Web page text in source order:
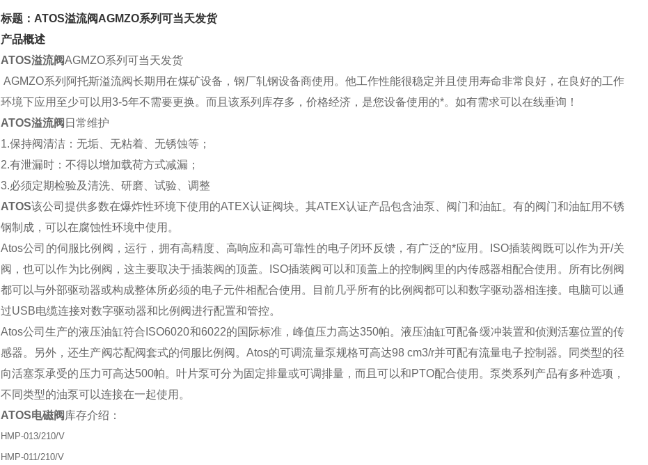
标题：ATOS溢流阀AGMZO系列可当天发货
产品概述
ATOS溢流阀AGMZO系列可当天发货
AGMZO系列阿托斯溢流阀长期用在煤矿设备，钢厂轧钢设备商使用。他工作性能很稳定并且使用寿命非常良好，在良好的工作
环境下应用至少可以用3-5年不需要更换。而且该系列库存多，价格经济，是您设备使用的*。如有需求可以在线垂询！
ATOS溢流阀 日常维护
1.保持阀清洁：无垢、无粘着、无锈蚀等；
2.有泄漏时：不得以增加载荷方式减漏；
3.必须定期检验及清洗、研磨、试验、调整
ATOS该公司提供多数在爆炸性环境下使用的ATEX认证阀块。其ATEX认证产品包含油泵、阀门和油缸。有的阀门和油缸用不锈
钢制成，可以在腐蚀性环境中使用。
Atos公司的伺服比例阀，运行，拥有高精度、高响应和高可靠性的电子闭环反馈，有广泛的*应用。ISO插装阀既可以作为开/关
阀，也可以作为比例阀，这主要取决于插装阀的顶盖。ISO插装阀可以和顶盖上的控制阀里的内传感器相配合使用。所有比例阀
都可以与外部驱动器或构成整体所必须的电子元件相配合使用。目前几乎所有的比例阀都可以和数字驱动器相连接。电脑可以通
过USB电缆连接对数字驱动器和比例阀进行配置和管控。
Atos公司生产的液压油缸符合ISO6020和6022的国际标准，峰值压力高达350帕。液压油缸可配备缓冲装置和侦测活塞位置的传
感器。另外，还生产阀芯配阀套式的伺服比例阀。Atos的可调流量泵规格可高达98 cm3/r并可配有流量电子控制器。同类型的径
向活塞泵承受的压力可高达500帕。叶片泵可分为固定排量或可调排量，而且可以和PTO配合使用。泵类系列产品有多种选项，
不同类型的油泵可以连接在一起使用。
ATOS电磁阀 库存介绍：
HMP-013/210/V
HMP-011/210/V